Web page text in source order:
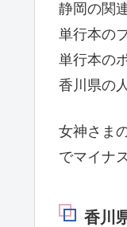
静岡の関
単行本の
単行本の
香川県の
女神さま
でマイナ
香川